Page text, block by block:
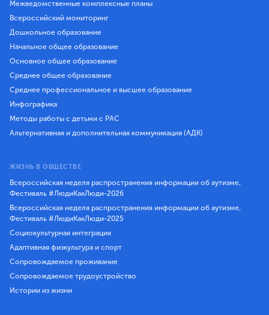
Межведомственные комплексные планы
Всероссийский мониторинг
Дошкольное образование
Начальное общее образование
Основное общее образование
Среднее общее образование
Среднее профессиональное и высшее образование
Инфографика
Методы работы с детьми с РАС
Альтернативная и дополнительная коммуникация (АДК)
ЖИЗНЬ В ОБЩЕСТВЕ
Всероссийская неделя распространения информации об аутизме,
Фестиваль #ЛюдиКакЛюди-2026
Всероссийская неделя распространения информации об аутизме,
Фестиваль #ЛюдиКакЛюди-2025
Социокультурная интеграция
Адаптивная физкультура и спорт
Сопровождаемое проживание
Сопровождаемое трудоустройство
Истории из жизни